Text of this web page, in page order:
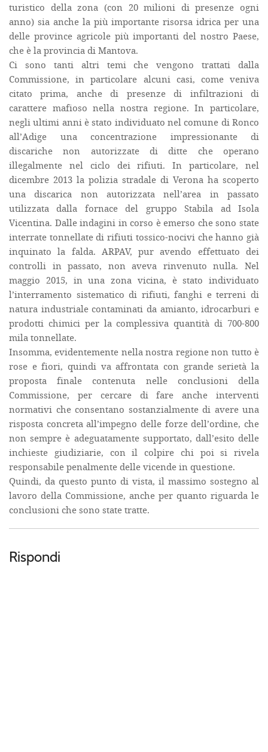
turistico della zona (con 20 milioni di presenze ogni
anno) sia anche la più importante risorsa idrica per una
delle province agricole più importanti del nostro Paese,
che è la provincia di Mantova.
Ci sono tanti altri temi che vengono trattati dalla
Commissione, in particolare alcuni casi, come veniva
citato prima, anche di presenze di infiltrazioni di
carattere mafioso nella nostra regione. In particolare,
negli ultimi anni è stato individuato nel comune di Ronco
all’Adige una concentrazione impressionante di
discariche non autorizzate di ditte che operano
illegalmente nel ciclo dei rifiuti. In particolare, nel
dicembre 2013 la polizia stradale di Verona ha scoperto
una discarica non autorizzata nell’area in passato
utilizzata dalla fornace del gruppo Stabila ad Isola
Vicentina. Dalle indagini in corso è emerso che sono state
interrate tonnellate di rifiuti tossico-nocivi che hanno già
inquinato la falda. ARPAV, pur avendo effettuato dei
controlli in passato, non aveva rinvenuto nulla. Nel
maggio 2015, in una zona vicina, è stato individuato
l’interramento sistematico di rifiuti, fanghi e terreni di
natura industriale contaminati da amianto, idrocarburi e
prodotti chimici per la complessiva quantità di 700-800
mila tonnellate.
Insomma, evidentemente nella nostra regione non tutto è
rose e fiori, quindi va affrontata con grande serietà la
proposta finale contenuta nelle conclusioni della
Commissione, per cercare di fare anche interventi
normativi che consentano sostanzialmente di avere una
risposta concreta all’impegno delle forze dell’ordine, che
non sempre è adeguatamente supportato, dall’esito delle
inchieste giudiziarie, con il colpire chi poi si rivela
responsabile penalmente delle vicende in questione.
Quindi, da questo punto di vista, il massimo sostegno al
lavoro della Commissione, anche per quanto riguarda le
conclusioni che sono state tratte.
Rispondi